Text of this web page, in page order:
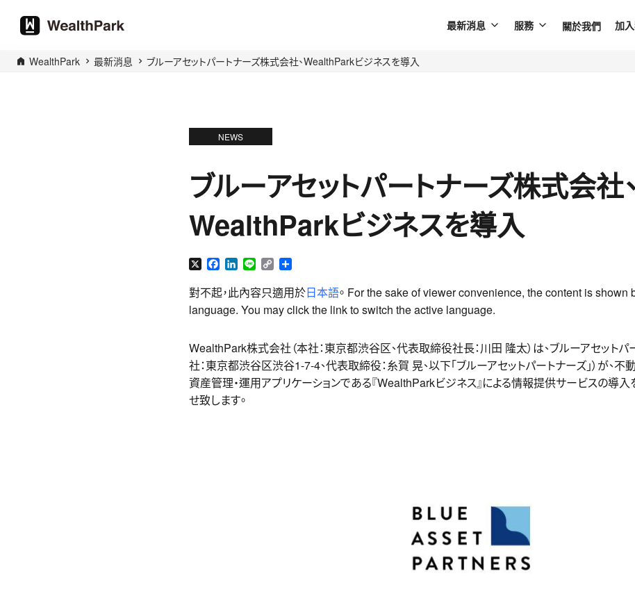
最新消息 服務 關於我們 加
WealthPark 最新消息 ブルーアセットパートナーズ株式会社、WealthParkビジネスを導入
NEWS
ブルーアセットパートナーズ株式会社
WealthParkビジネスを導入
X Facebook
LinkedIn
Line Copy
對不起，此內容只適用於日本語。 For the sake of viewer convenience, the content is
language. You may click the link to switch the active language.
WealthPark株式会社（本社：東京都渋谷区、代表取締役社長：川田 隆太）は、ブルーアセットパ
社：東京都渋谷区渋谷1-7-4、代表取締役：糸賀 晃、以下「ブルーアセットパートナーズ」）が、
資産管理・運用アプリケーションである『WealthParkビジネス』による情報提供サービスの導
せ致します。